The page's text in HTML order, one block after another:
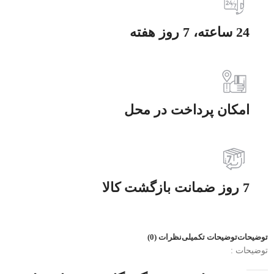
24 ساعته، 7 روز هفته
امکان پرداخت در محل
7 روز ضمانت بازگشت کالا
توضیحاتتوضیحات تکمیلینظرات (0)
توضیحات :